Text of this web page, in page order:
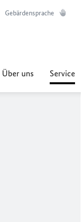
Gebärdensprache
Über uns Service